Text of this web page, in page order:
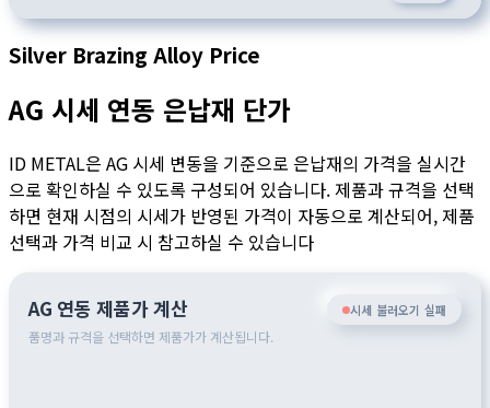
Silver Brazing Alloy Price
AG 시세 연동 은납재 단가
ID METAL은 AG 시세 변동을 기준으로 은납재의 가격을 실시간
으로 확인하실 수 있도록 구성되어 있습니다. 제품과 규격을 선택
하면 현재 시점의 시세가 반영된 가격이 자동으로 계산되어, 제품
선택과 가격 비교 시 참고하실 수 있습니다
AG 연동 제품가 계산
품명과 규격을 선택하면 제품가가 계산됩니다.
시세 불러오기 실패